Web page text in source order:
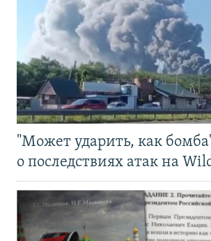
"Может ударить, как
о последствиях атак на